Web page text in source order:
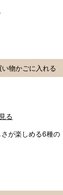
い物かごに入れる
る
が楽しめる6種の